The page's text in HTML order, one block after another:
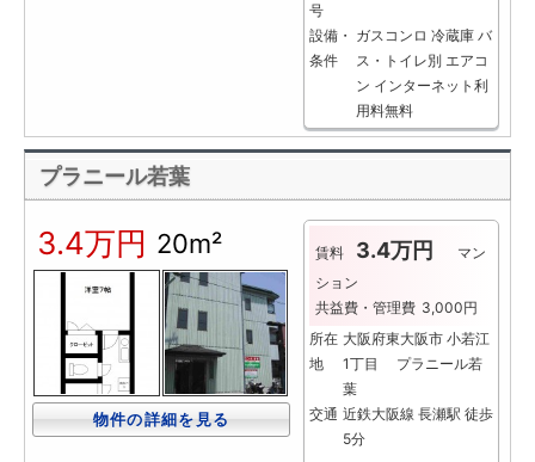
号
設備・
条件
ガスコンロ 冷蔵庫 バ
ス・トイレ別 エアコ
ン インターネット利
用料無料
プラニール若葉
3.4万円 20m²
物件の詳細を見る
賃料 3.4万円
マン
ション
共益費・管理費 3,000円
所在
地
大阪府東大阪市 小若江
1丁目 プラニール若
葉
交通 近鉄大阪線 長瀬駅 徒歩
5分